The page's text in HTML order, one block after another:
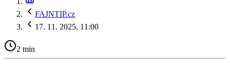
FAJNTIP.cz
17. 11. 2025, 11:00
2 min